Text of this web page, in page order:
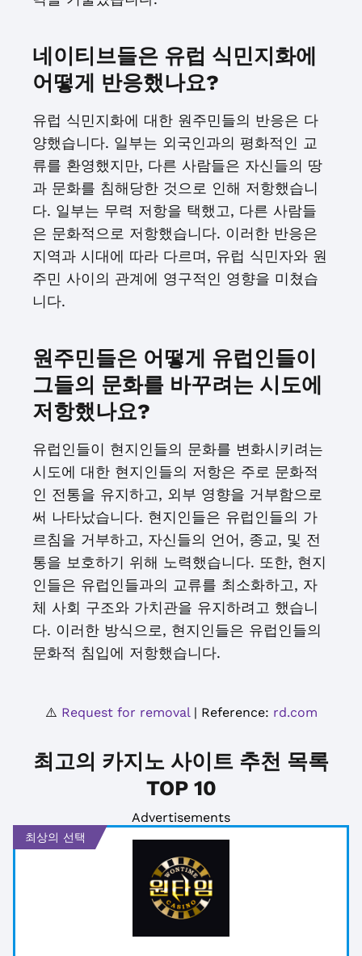
네이티브들은 유럽 식민지화에
어떻게 반응했나요?
유럽 식민지화에 대한 원주민들의 반응은 다
양했습니다. 일부는 외국인과의 평화적인 교
류를 환영했지만, 다른 사람들은 자신들의 땅
과 문화를 침해당한 것으로 인해 저항했습니
다. 일부는 무력 저항을 택했고, 다른 사람들
은 문화적으로 저항했습니다. 이러한 반응은
지역과 시대에 따라 다르며, 유럽 식민자와 원
주민 사이의 관계에 영구적인 영향을 미쳤습
니다.
원주민들은 어떻게 유럽인들이
그들의 문화를 바꾸려는 시도에
저항했나요?
유럽인들이 현지인들의 문화를 변화시키려는
시도에 대한 현지인들의 저항은 주로 문화적
인 전통을 유지하고, 외부 영향을 거부함으로
써 나타났습니다. 현지인들은 유럽인들의 가
르침을 거부하고, 자신들의 언어, 종교, 및 전
통을 보호하기 위해 노력했습니다. 또한, 현지
인들은 유럽인들과의 교류를 최소화하고, 자
체 사회 구조와 가치관을 유지하려고 했습니
다. 이러한 방식으로, 현지인들은 유럽인들의
문화적 침입에 저항했습니다.
⚠️ Request for removal| Reference: rd.com
최고의 카지노 사이트 추천 목록
TOP 10
Advertisements
최상의 선택